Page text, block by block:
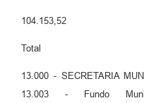
104.153,52
Total
13.000 - SECRETARIA
13.003 - Fundo